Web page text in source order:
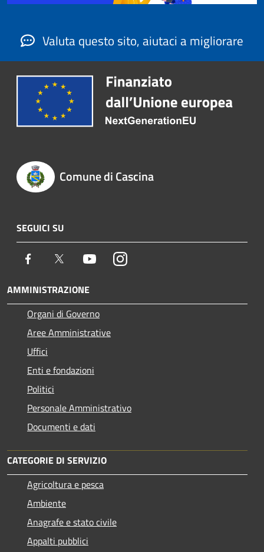
Valuta questo sito, aiutaci a migliorare
Comune di Cascina
SEGUICI SU
Facebook Twitter YoutubeInstagram
AMMINISTRAZIONE
Organi di Governo
Aree Amministrative
Uffici
Enti e fondazioni
Politici
Personale Amministrativo
Documenti e dati
CATEGORIE DI SERVIZIO
Agricoltura e pesca
Ambiente
Anagrafe e stato civile
Appalti pubblici